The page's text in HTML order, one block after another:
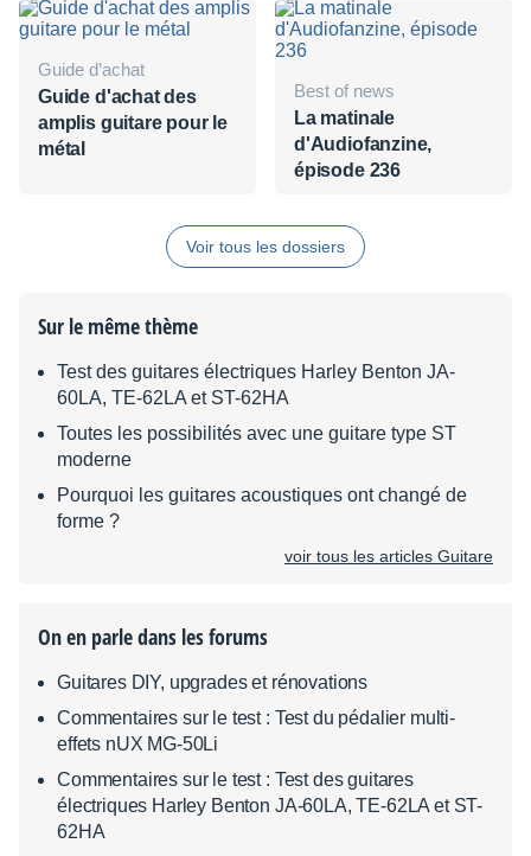
Guide d’achat
Guide d'achat des
amplis guitare pour le
métal
Best of news
La matinale
d'Audiofanzine,
épisode 236
Voir tous les dossiers
Sur le même thème
Test des guitares électriques Harley Benton JA-
60LA, TE-62LA et ST-62HA
Toutes les possibilités avec une guitare type ST
moderne
Pourquoi les guitares acoustiques ont changé de
forme ?
voir tous les articles Guitare
On en parle dans les forums
Guitares DIY, upgrades et rénovations
Commentaires sur le test : Test du pédalier multi-
effets nUX MG-50Li
Commentaires sur le test : Test des guitares
électriques Harley Benton JA-60LA, TE-62LA et ST-
62HA